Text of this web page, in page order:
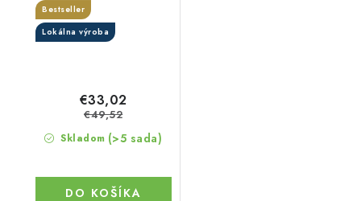
Bestseller
Lokálna výroba
Skladom (>5 sada)
€33,02
€49,52
DO KOŠÍKA